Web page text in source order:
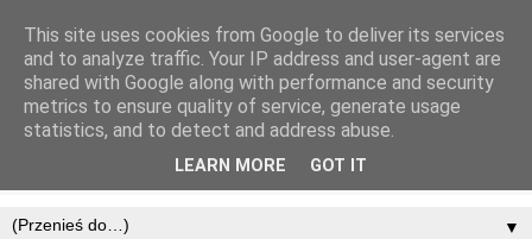
▼
This site uses cookies from Google to deliver its services
and to analyze traffic. Your IP address and user-agent are
shared with Google along with performance and security
metrics to ensure quality of service, generate usage
statistics, and to detect and address abuse.
LEARN MORE GOT IT